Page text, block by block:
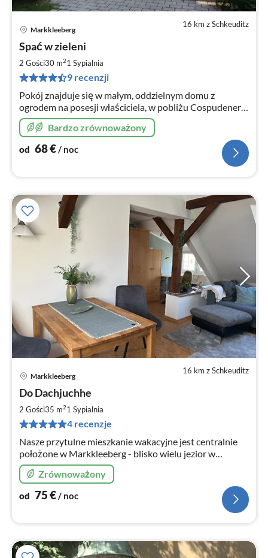
16 km z Schkeuditz
Markkleeberg
Spać w zieleni
2 Gości30 m21 Sypialnia
9 recenzji
Pokój znajduje się w małym, oddzielnym domu z
ogrodem na posesji właściciela, w pobliżu Cospudener
See i ok. 10 minut od centrum Lipska.
Bardzo zrównoważony
od 68€ / noc
16 km z Schkeuditz
Markkleeberg
Do Dachjuchhe
2 Gości35 m21 Sypialnia
4 recenzje
Nasze przytulne mieszkanie wakacyjne jest centralnie
położone w Markkleeberg - blisko wielu jezior w
Neuseenland - 15 minut S-Bahn do miasta Lipska.
Zrównoważony
od 75€/ noc